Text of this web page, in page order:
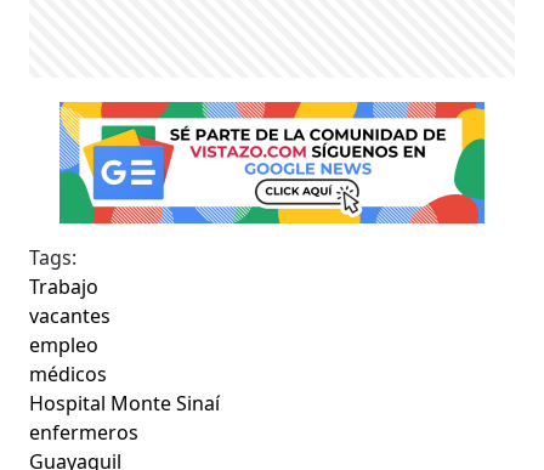
Tags:
Trabajo
vacantes
empleo
médicos
Hospital Monte Sinaí
enfermeros
Guayaquil